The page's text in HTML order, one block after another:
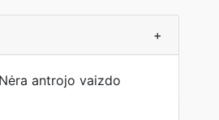
+
antrojo vaizdo